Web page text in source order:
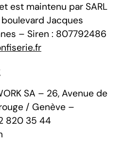
est maintenu par SARL
Jacques
– Siren : 807792486
SA – 26, Avenue de
/ Genève –
820 35 44